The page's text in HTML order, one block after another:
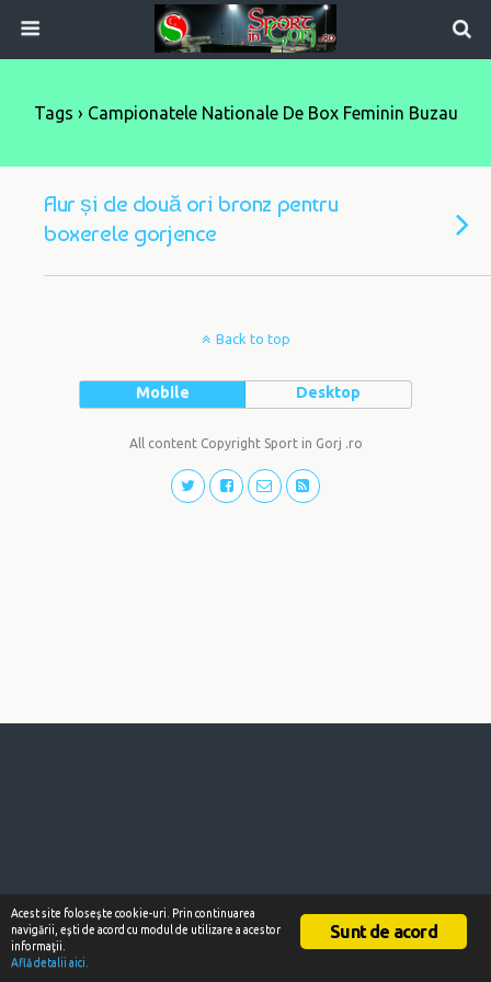
Tags › Campionatele Nationale De Box Feminin Buzau
Aur și de două ori bronz pentru
boxerele gorjence
Back to top
Mobile Desktop
All content Copyright Sport in Gorj .ro
Sunt de acord
Acest site foloseşte cookie-uri. Prin continuarea
navigării, eşti de acord cu modul de utilizare a acestor
informaţii.
Află detalii aici.